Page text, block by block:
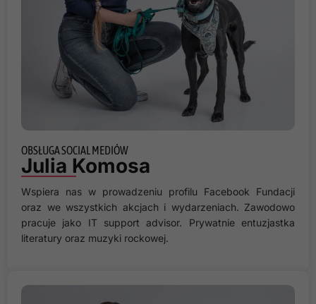
OBSŁUGA SOCIAL MEDIÓW
Julia Komosa
Wspiera nas w prowadzeniu profilu Facebook Fundacji
oraz we wszystkich akcjach i wydarzeniach. Zawodowo
pracuje jako IT support advisor. Prywatnie entuzjastka
literatury oraz muzyki rockowej.